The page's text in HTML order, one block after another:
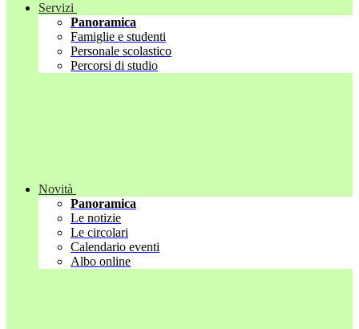
Servizi
Panoramica
Famiglie e studenti
Personale scolastico
Percorsi di studio
Novità
Panoramica
Le notizie
Le circolari
Calendario eventi
Albo online